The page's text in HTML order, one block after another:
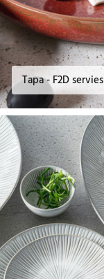
Tapa - F2D servies